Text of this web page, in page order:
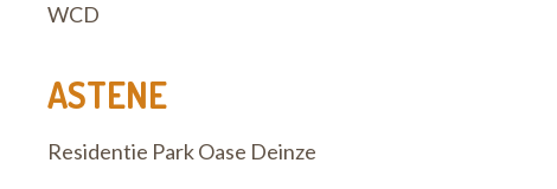
WCD
ASTENE
Residentie Park Oase Deinze